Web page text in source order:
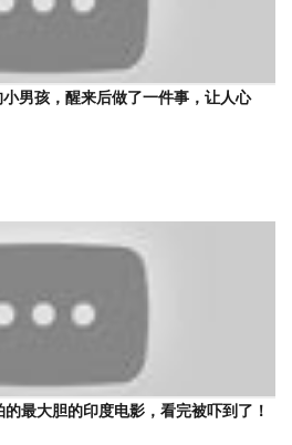
男孩，醒来后做了一件事，让人心
的最大胆的印度电影，看完被吓到了！